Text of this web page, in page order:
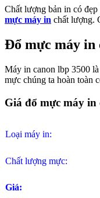
Chất lượng bản in có
mực máy in chất lượng.
Đổ mực máy in
Máy in canon lbp 3500
mực chúng ta hoàn toàn
Giá đổ mực máy in
Loại máy in:
Chất lượng mực:
Giá: